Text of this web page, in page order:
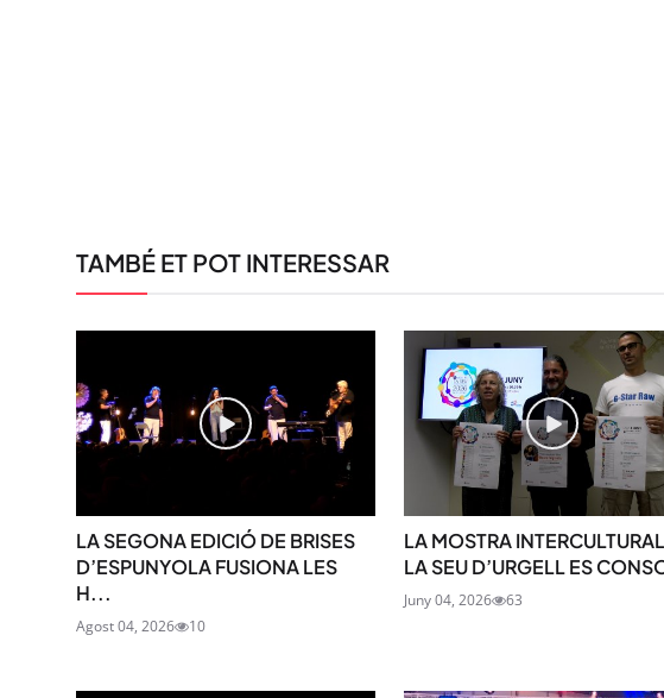
TAMBÉ ET POT INTERESSAR
LA SEGONA EDICIÓ DE BRISES
D’ESPUNYOLA FUSIONA LES
H...
Agost 04, 2026 10
LA MOSTRA
LA SEU D’URGELL ES
Juny 04, 2026 63